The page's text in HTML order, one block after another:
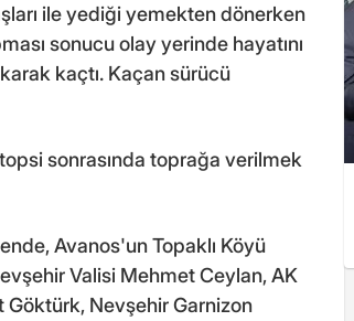
ile yediği yemekten dönerken
sonucu olay yerinde hayatını
kaçtı. Kaçan sürücü
sonrasında toprağa verilmek
Avanos'un Topaklı Köyü
Valisi Mehmet Ceylan, AK
Nevşehir Garnizon